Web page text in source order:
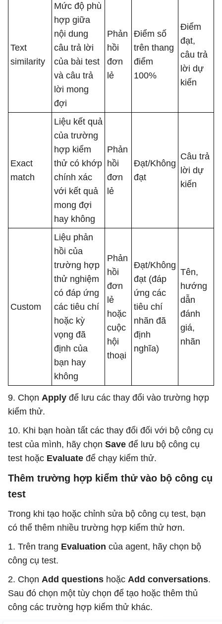
Text
similarity
Mức độ phù
hợp giữa
nội dung
câu trả lời
của bài test
và câu trả
lời mong
đợi
Phản
hồi
đơn
lẻ
Điểm số
trên thang
điểm
100%
Điểm
đạt,
câu trả
lời dự
kiến
Exact
match
Liệu kết quả
của trường
hợp kiểm
thử có khớp
chính xác
với kết quả
mong đợi
hay không
Phản
hồi
đơn
lẻ
Đạt/Không
đạt
Câu trả
lời dự
kiến
Custom
Liệu phản
hồi của
trường hợp
thử nghiệm
có đáp ứng
các tiêu chí
hoặc kỳ
vọng đã
định của
bạn hay
không
Phản
hồi
đơn
lẻ
hoặc
cuộc
hội
thoại
Đạt/Không
đạt (đáp
ứng các
tiêu chí
nhãn đã
định
nghĩa)
Tên,
hướng
dẫn
đánh
giá,
nhãn
9. Chọn Apply để lưu các thay đổi vào trường hợp
kiểm thử.
10. Khi bạn hoàn tất các thay đổi đối với bộ công cụ
test của mình, hãy chọn Save để lưu bộ công cụ
test hoặc Evaluate để chạy kiểm thử.
Thêm trường hợp kiểm thử vào bộ công cụ
test
Trong khi tạo hoặc chỉnh sửa bộ công cụ test, bạn
có thể thêm nhiều trường hợp kiểm thử hơn.
1. Trên trang Evaluation của agent, hãy chọn bộ
công cụ test.
2. Chọn Add questions hoặc Add conversations.
Sau đó chọn một tùy chọn để tạo hoặc thêm thủ
công các trường hợp kiểm thử khác.